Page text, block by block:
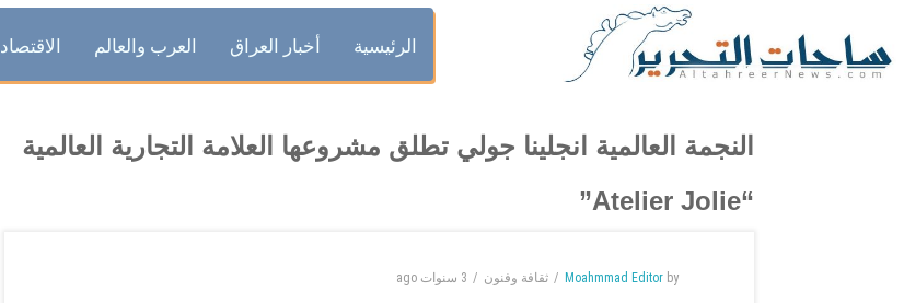
الرئيسية أخبار العراق العرب والعالم الاقتصاد
النجمة العالمية انجلينا جولي تطلق مشروعها العلامة التجارية العالمية
“Atelier Jolie”
by
Moahmmad Editor ثقافة وفنون 3 سنوات ago